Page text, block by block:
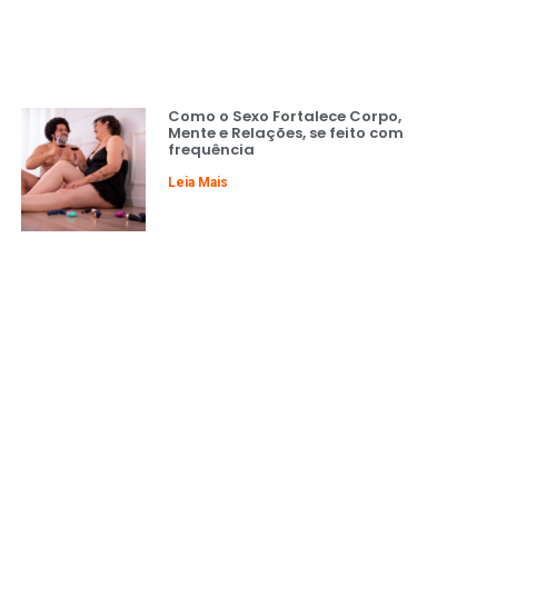
Como o Sexo Fortalece Corpo,
Mente e Relações, se feito com
frequência
Leia Mais